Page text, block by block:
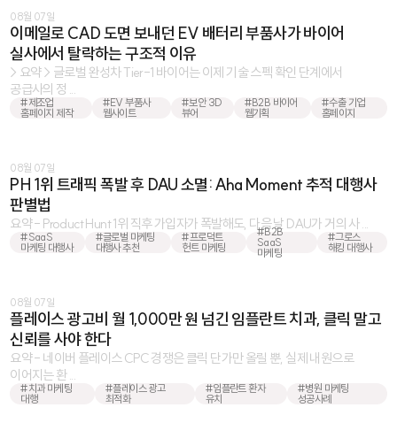
08월 07일
이메일로 CAD 도면 보내던 EV 배터리 부품사가 바이어
실사에서 탈락하는 구조적 이유
> 요약 > 글로벌 완성차 Tier-1 바이어는 이제 기술 스펙 확인 단계에서
공급사의 정 ...
#제조업
홈페이지 제작
#EV 부품사
웹사이트
#보안 3D
뷰어
#B2B 바이어
웹기획
#수출 기업
홈페이지
08월 07일
PH 1위 트래픽 폭발 후 DAU 소멸: Aha Moment 추적 대행사
판별법
요약 - Product Hunt 1위 직후 가입자가 폭발해도, 다음 날 DAU가 거의 사 ...
#SaaS
마케팅 대행사
#글로벌 마케팅
대행사 추천
#프로덕트
헌트 마케팅
#B2B
SaaS
마케팅
#그로스
해킹 대행사
08월 07일
플레이스 광고비 월 1,000만 원 넘긴 임플란트 치과, 클릭 말고
신뢰를 사야 한다
요약 - 네이버 플레이스 CPC 경쟁은 클릭 단가만 올릴 뿐, 실제 내원으로
이어지는 환 ...
#치과 마케팅
대행
#플레이스 광고
최적화
#임플란트 환자
유치
#병원 마케팅
성공사례